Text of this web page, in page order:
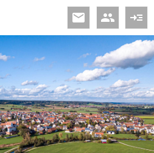
read_more
people
email